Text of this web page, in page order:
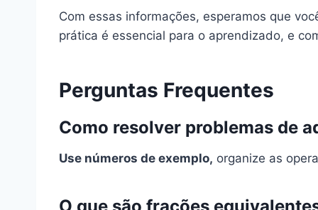
Com essas informações, esperamos que
prática é essencial para o aprendizado, e
Perguntas Frequentes
Como resolver problemas de
Use números de exemplo, organize as
O que são frações